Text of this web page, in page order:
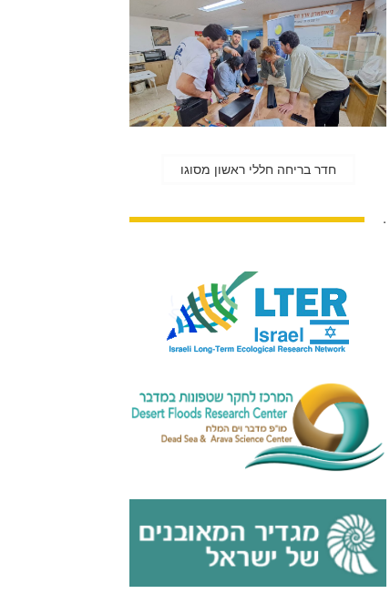
חדר בריחה חללי ראשון מסוגו
.